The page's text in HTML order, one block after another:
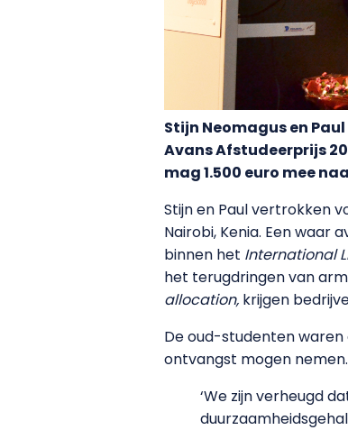
Stijn Neomagus en
Avans Afstudeerprijs
mag 1.500 euro mee
Stijn en Paul vertrokken
Nairobi, Kenia. Een waar
binnen het International
het terugdringen van
allocation, krijgen
De oud-studenten
ontvangst mogen
‘We zijn verheugd